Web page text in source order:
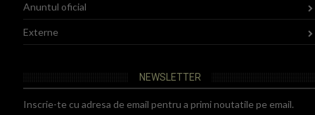
Anuntul oficial
Externe
NEWSLETTER
Inscrie-te cu adresa de email pentru a primi noutatile pe email.